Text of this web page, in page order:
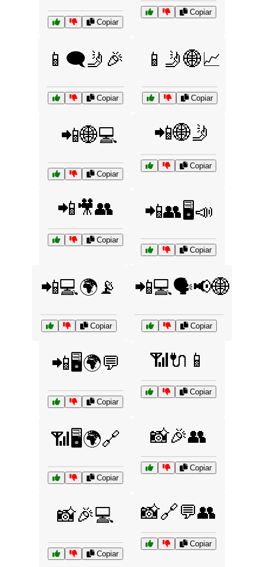
Copiar
Copiar
📱🗨️🤳🎉
Copiar
📱🤳🌐📈
Copiar
📲🌐💻
Copiar
📲🌐🤳
Copiar
📲🎥👥
Copiar
📲👥🖥️📣
Copiar
📲💻🌍📡
Copiar
📲💻🗣️📢🌐
Copiar
📲🖥️🌍💬
Copiar
📶🔌📱
Copiar
📶🖥️🌍🔗
Copiar
📸🎉👥
Copiar
📸🎉💻
Copiar
📸🔗💬👥
Copiar